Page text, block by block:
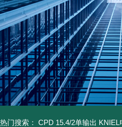
热门搜索： CPD 15.4/2单输出 KNIEL